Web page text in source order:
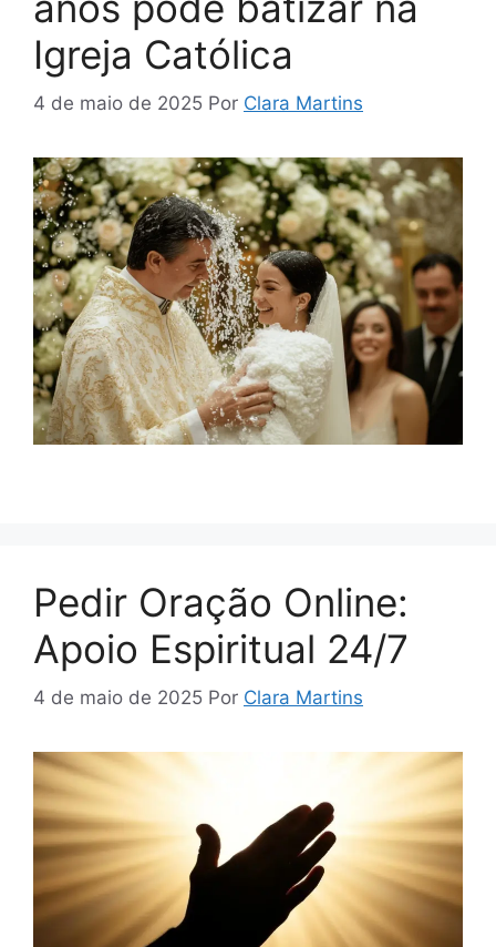
Igreja Católica
4 de maio de 2025 Por Clara Martins
Pedir Oração Online:
Apoio Espiritual 24/7
4 de maio de 2025 Por Clara Martins